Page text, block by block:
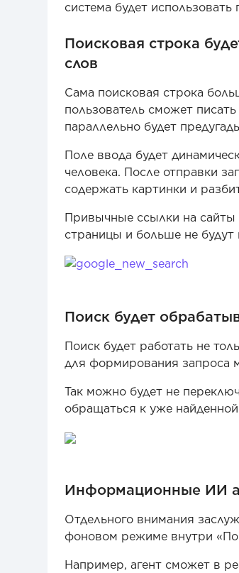
система будет
Поисковая строка
слов
Сама поисковая строка
пользователь сможет
параллельно будет
Поле ввода будет
человека. После отправки
содержать картинки и
Привычные ссылки на сайты
страницы и больше не
Поиск будет
Поиск будет работать не
для формирования запроса
Так можно будет не
обращаться к уже
Информационные ИИ
Отдельного внимания
фоновом режиме внутри
Например, агент сможет в